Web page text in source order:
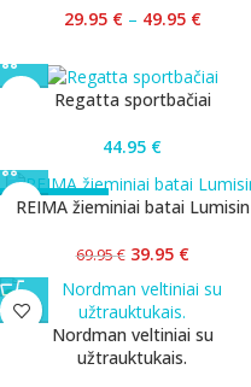
29.95 € – 49.95 €
Regatta sportbačiai
44.95 €
-43%
REIMA žieminiai batai Lumisin
69.95€ 39.95 €
Nordman veltiniai su
užtrauktukais.